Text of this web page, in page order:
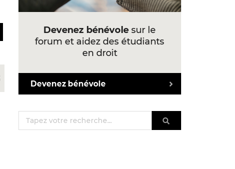
Devenez bénévole sur le
forum et aidez des étudiants
en droit
Devenez bénévole